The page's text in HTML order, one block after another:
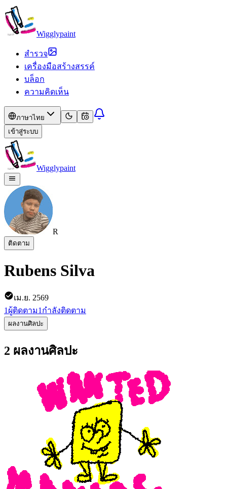
Wigglypaint
สำรวจ
เครื่องมือสร้างสรรค์
บล็อก
ความคิดเห็น
ภาษาไทย
เข้าสู่ระบบ
Wigglypaint
R
ติดตาม
Rubens Silva
เม.ย. 2569
1 ผู้ติดตาม1 กำลังติดตาม
ผลงานศิลปะ
2 ผลงานศิลปะ